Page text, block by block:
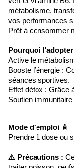
métabolisme,
vos performances
Prêt à consommer
Pourquoi l’adopter
Active le
Booste l’énergie :
séances sportives.
Effet détox : Grâce
Soutien
Mode d'emploi🧴
Prendre 1 dose ou
⚠️ Précautions :